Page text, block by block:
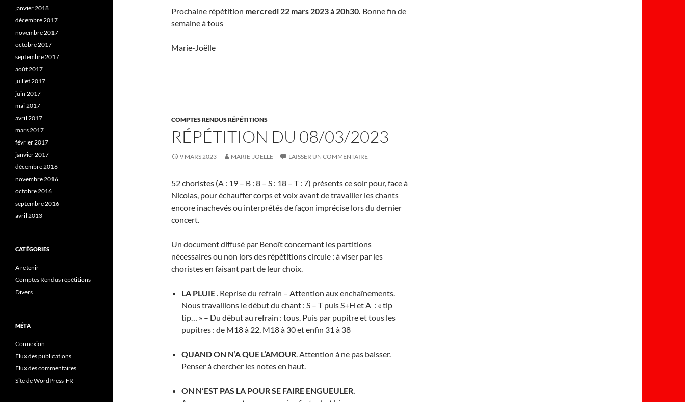
Prochaine répétition mercredi 22 mars 2023 à 20h30. Bonne fin de
semaine à tous
Marie-Joëlle
COMPTES RENDUS RÉPÉTITIONS
RÉPÉTITION DU 08/03/2023
9 MARS 2023 MARIE-JOELLE LAISSER UN COMMENTAIRE
52 choristes (A : 19 – B : 8 – S : 18 – T : 7) présents ce soir pour, face à
Nicolas, pour échauffer corps et voix avant de travailler les chants
encore inachevés ou interprétés de façon imprécise lors du dernier
concert.
Un document diffusé par Benoît concernant les partitions
nécessaires ou non lors des répétitions circule : à viser par les
choristes en faisant part de leur choix.
LA PLUIE. Reprise du refrain – Attention aux enchaînements.
Nous travaillons le début du chant : S – T puis S+H et A : « tip
tip… » – Du début au refrain : tous. Puis par pupitre et tous les
pupitres : de M18 à 22, M18 à 30 et enfin 31 à 38
QUAND ON N’A QUE L’AMOUR. Attention à ne pas baisser.
Penser à chercher les notes en haut.
ON N’EST PAS LA POUR SE FAIRE ENGUEULER.
janvier 2018
décembre 2017
novembre 2017
octobre 2017
septembre 2017
août 2017
juillet 2017
juin 2017
mai 2017
avril 2017
mars 2017
février 2017
janvier 2017
décembre 2016
novembre 2016
octobre 2016
septembre 2016
avril 2013
CATÉGORIES
A retenir
Comptes Rendus répétitions
Divers
MÉTA
Connexion
Flux des publications
Flux des commentaires
Site de WordPress-FR